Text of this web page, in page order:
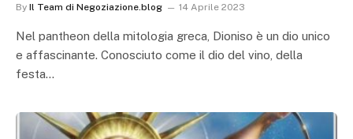
By Il Team di Negoziazione.blog 14 Aprile 2023
Nel pantheon della mitologia greca, Dioniso è un dio unico
e affascinante. Conosciuto come il dio del vino, della
festa…